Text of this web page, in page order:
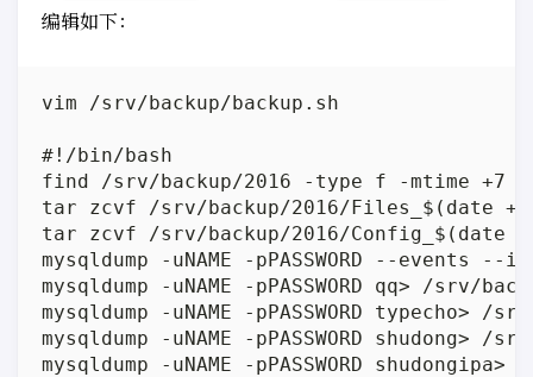
编辑如下：
vim /srv/backup/backup.sh
#!/bin/bash
find /srv/backup/2016 -type f -mtime +7
tar zcvf /srv/backup/2016/Files_$(date
tar zcvf /srv/backup/2016/
mysqldump -uNAME -pPASSWORD --
mysqldump -uNAME -pPASSWORD qq> /srv/
mysqldump -uNAME -pPASSWORD typecho>
mysqldump -uNAME -pPASSWORD shudong>
mysqldump -uNAME -pPASSWORD